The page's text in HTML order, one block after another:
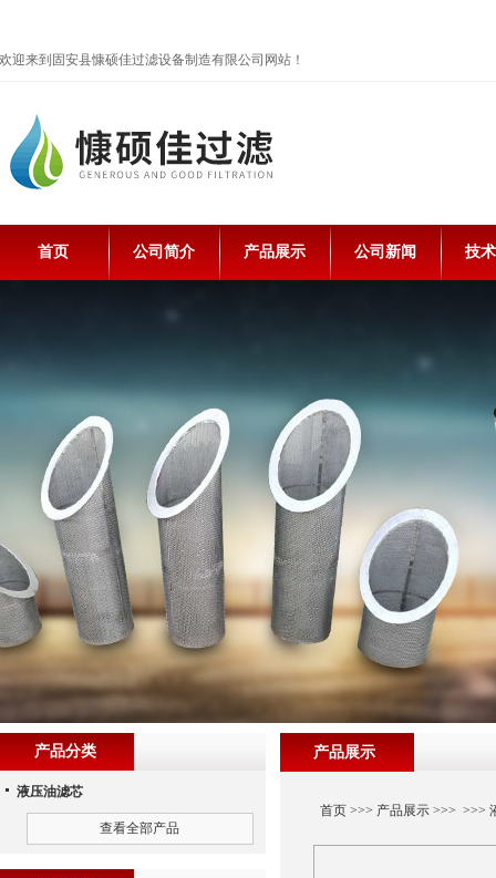
欢迎来到固安县慷硕佳过滤设备制造有限公司网站！
首页 公司简介 产品展示 公司新闻 技
产品展示
首页>>> 产品展示>>> >>>
产品分类
液压油滤芯
查看全部产品